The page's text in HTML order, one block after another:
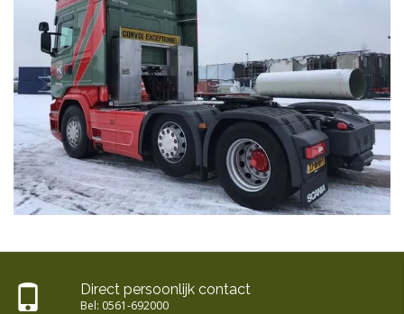
Direct persoonlijk contact
Bel: 0561-692000